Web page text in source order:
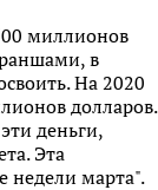
миллионов
в
На 2020
долларов.
деньги,
Эта
недели марта".